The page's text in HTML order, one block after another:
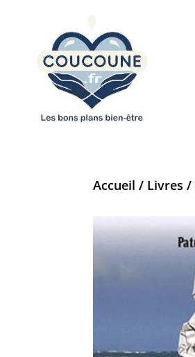
Accueil / Livres /